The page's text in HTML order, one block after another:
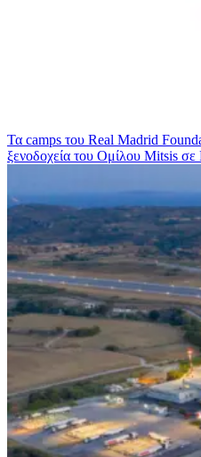
Τα camps του Real Madrid
ξενοδοχεία του Ομίλου Mitsis